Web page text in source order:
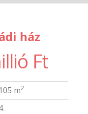
ház
Ft
105 m2